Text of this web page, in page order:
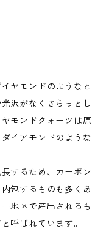
ヤモンドのようなと
沢がなくさらっとし
モンドクォーツは原
イアモンドのような
するため、カーボン
包するものも多くあ
地区で産出されるも
呼ばれています。